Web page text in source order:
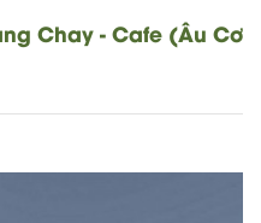
Chay - Cafe (Âu Cơ